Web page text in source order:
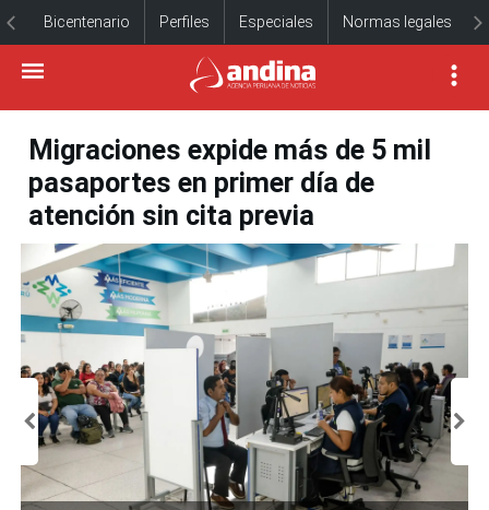
Bicentenario Perfiles Especiales Normas legales
Migraciones expide más de 5 mil
pasaportes en primer día de
atención sin cita previa